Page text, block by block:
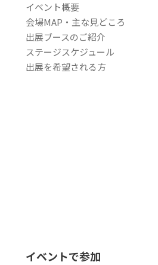
イベント概要
会場MAP・主な見どころ
出展ブースのご紹介
ステージスケジュール
出展を希望される方
イベントで参加